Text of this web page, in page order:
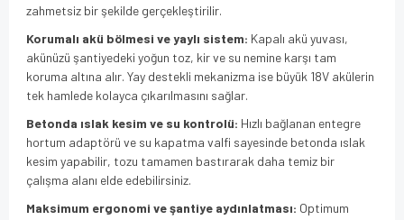
zahmetsiz bir şekilde gerçekleştirilir.
Korumalı akü bölmesi ve yaylı sistem: Kapalı akü yuvası,
akünüzü şantiyedeki yoğun toz, kir ve su nemine karşı tam
koruma altına alır. Yay destekli mekanizma ise büyük 18V akülerin
tek hamlede kolayca çıkarılmasını sağlar.
Betonda ıslak kesim ve su kontrolü: Hızlı bağlanan entegre
hortum adaptörü ve su kapatma valfi sayesinde betonda ıslak
kesim yapabilir, tozu tamamen bastırarak daha temiz bir
çalışma alanı elde edebilirsiniz.
Maksimum ergonomi ve şantiye aydınlatması: Optimum